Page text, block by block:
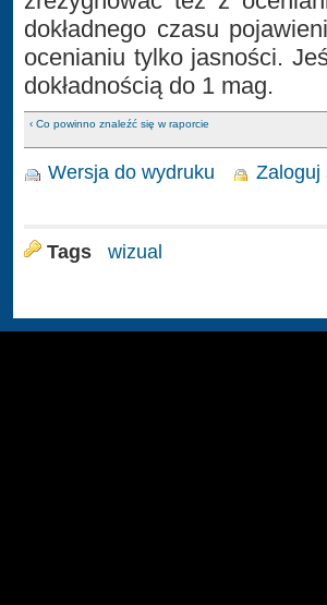
dokładnego czasu
ocenianiu tylko jasności.
dokładnością do 1 mag.
‹ Co powinno znaleźć się w raporcie
Wersja do wydruku Zaloguj
Tags wizual